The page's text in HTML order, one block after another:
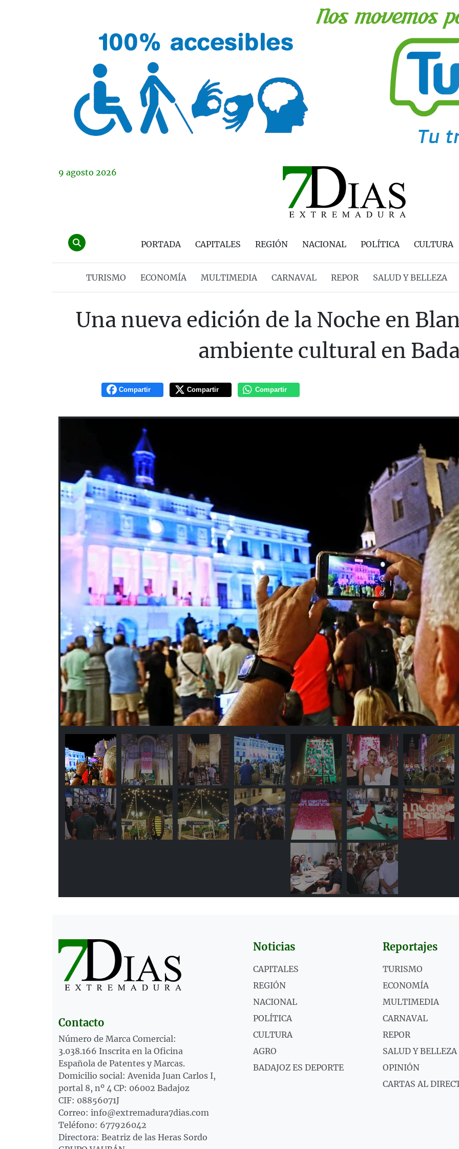
9 agosto 2026
PORTADA CAPITALES REGIÓN NACIONAL POLÍTICA CULTURA
TURISMO ECONOMÍA MULTIMEDIA CARNAVAL REPOR SALUD Y BELLEZA
Una nueva edición de la Noche en
ambiente cultural en
Compartir Compartir Compartir
Previous
Contacto
Número de Marca Comercial:
3.038.166 Inscrita en la Oficina
Española de Patentes y Marcas.
Domicilio social: Avenida Juan Carlos I,
portal 8, nº 4 CP: 06002 Badajoz
CIF: 08856071J
Correo: info@extremadura7dias.com
Teléfono: 677926042
Directora: Beatriz de las Heras Sordo
Noticias
CAPITALES
REGIÓN
NACIONAL
POLÍTICA
CULTURA
AGRO
BADAJOZ ES DEPORTE
Reportajes
TURISMO
ECONOMÍA
MULTIMEDIA
CARNAVAL
REPOR
SALUD Y BELLEZA
OPINIÓN
CARTAS AL